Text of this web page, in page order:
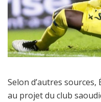
Selon d’autres
au projet du club